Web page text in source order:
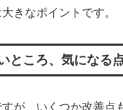
きなポイントです。
ところ、気になる
が、いくつか改善点